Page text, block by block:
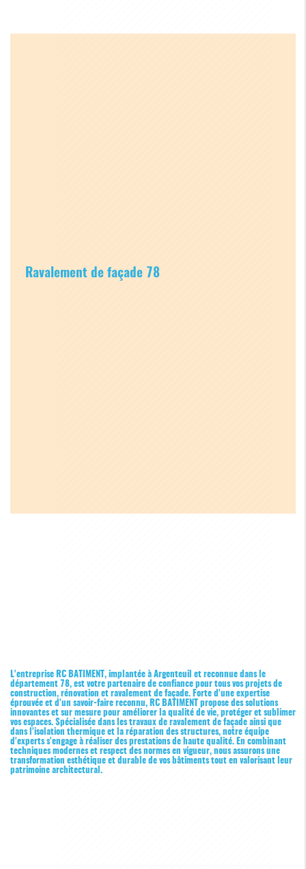
Ravalement de façade 78
L'entreprise RC BATIMENT, implantée à Argenteuil et reconnue dans le
département 78, est votre partenaire de confiance pour tous vos projets de
construction, rénovation et ravalement de façade. Forte d'une expertise
éprouvée et d'un savoir-faire reconnu, RC BATIMENT propose des solutions
innovantes et sur mesure pour améliorer la qualité de vie, protéger et sublimer
vos espaces. Spécialisée dans les travaux de ravalement de façade ainsi que
dans l'isolation thermique et la réparation des structures, notre équipe
d'experts s'engage à réaliser des prestations de haute qualité. En combinant
techniques modernes et respect des normes en vigueur, nous assurons une
transformation esthétique et durable de vos bâtiments tout en valorisant leur
patrimoine architectural.